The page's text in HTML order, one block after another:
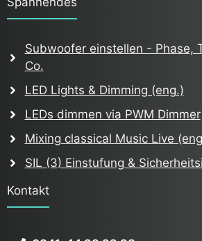
Subwoofer einstellen - Phase,
Co.
LED Lights & Dimming (eng.)
LEDs dimmen via PWM Dimmer
Mixing classical Music Live
SIL (3) Einstufung &
Kontakt